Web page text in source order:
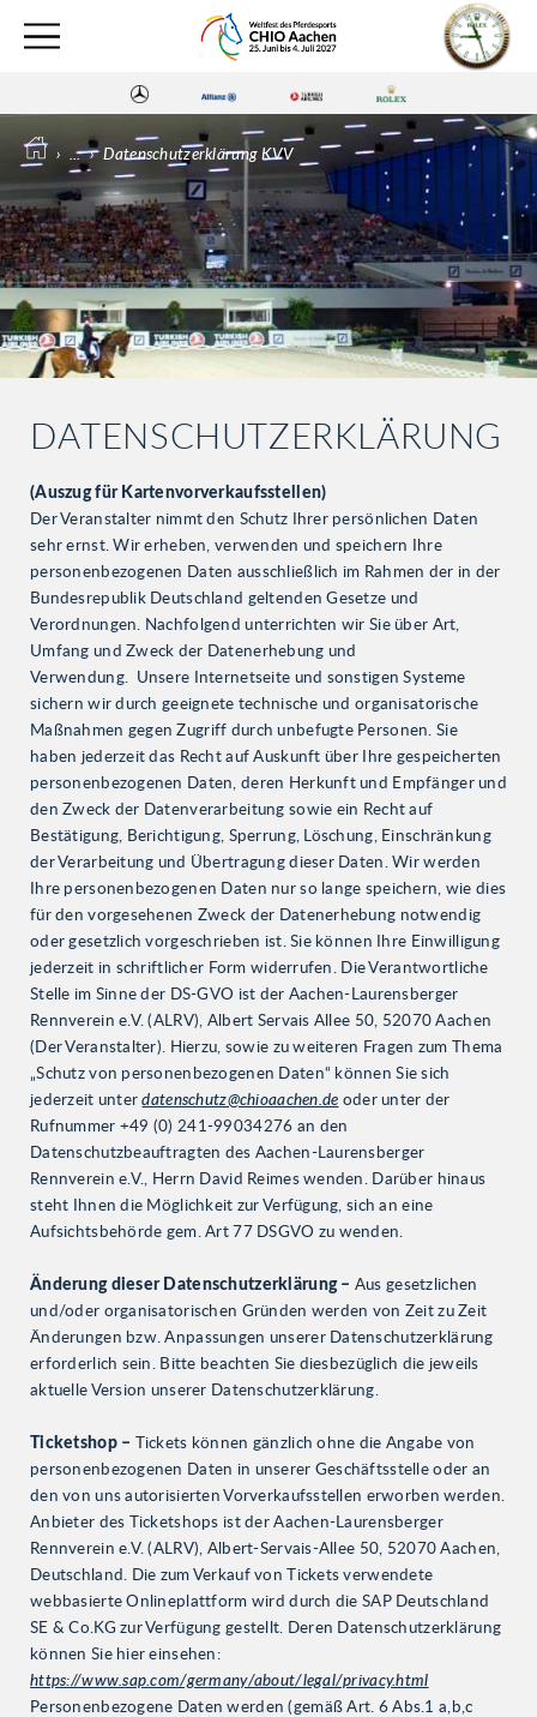
› ... › Datenschutzerklärung KVV
DATENSCHUTZERKLÄRUNG
(Auszug für Kartenvorverkaufsstellen)
Der Veranstalter nimmt den Schutz Ihrer persönlichen Daten
sehr ernst. Wir erheben, verwenden und speichern Ihre
personenbezogenen Daten ausschließlich im Rahmen der in der
Bundesrepublik Deutschland geltenden Gesetze und
Verordnungen. Nachfolgend unterrichten wir Sie über Art,
Umfang und Zweck der Datenerhebung und
Verwendung. Unsere Internetseite und sonstigen Systeme
sichern wir durch geeignete technische und organisatorische
Maßnahmen gegen Zugriff durch unbefugte Personen. Sie
haben jederzeit das Recht auf Auskunft über Ihre gespeicherten
personenbezogenen Daten, deren Herkunft und Empfänger und
den Zweck der Datenverarbeitung sowie ein Recht auf
Bestätigung, Berichtigung, Sperrung, Löschung, Einschränkung
der Verarbeitung und Übertragung dieser Daten. Wir werden
Ihre personenbezogenen Daten nur so lange speichern, wie dies
für den vorgesehenen Zweck der Datenerhebung notwendig
oder gesetzlich vorgeschrieben ist. Sie können Ihre Einwilligung
jederzeit in schriftlicher Form widerrufen. Die Verantwortliche
Stelle im Sinne der DS-GVO ist der Aachen-Laurensberger
Rennverein e.V. (ALRV), Albert Servais Allee 50, 52070 Aachen
(Der Veranstalter). Hierzu, sowie zu weiteren Fragen zum Thema
„Schutz von personenbezogenen Daten“ können Sie sich
jederzeit unterdatenschutz@chioaachen.de oder unter der
Rufnummer +49 (0) 241-99034276 an den
Datenschutzbeauftragten des Aachen-Laurensberger
Rennverein e.V., Herrn David Reimes wenden. Darüber hinaus
steht Ihnen die Möglichkeit zur Verfügung, sich an eine
Aufsichtsbehörde gem. Art 77 DSGVO zu wenden.
Änderung dieser Datenschutzerklärung – Aus gesetzlichen
und/oder organisatorischen Gründen werden von Zeit zu Zeit
Änderungen bzw. Anpassungen unserer Datenschutzerklärung
erforderlich sein. Bitte beachten Sie diesbezüglich die jeweils
aktuelle Version unserer Datenschutzerklärung.
Ticketshop –
Tickets können gänzlich ohne die Angabe von
personenbezogenen Daten in unserer Geschäftsstelle oder an
den von uns autorisierten Vorverkaufsstellen erworben werden.
Anbieter des Ticketshops ist der Aachen-Laurensberger
Rennverein e.V. (ALRV), Albert-Servais-Allee 50, 52070 Aachen,
Deutschland. Die zum Verkauf von Tickets verwendete
webbasierte Onlineplattform wird durch die SAP Deutschland
SE & Co.KG zur Verfügung gestellt. Deren Datenschutzerklärung
können Sie hier einsehen:
https://www.sap.com/germany/about/legal/privacy.html
Personenbezogene Daten werden (gemäß Art. 6 Abs.1 a,b,c